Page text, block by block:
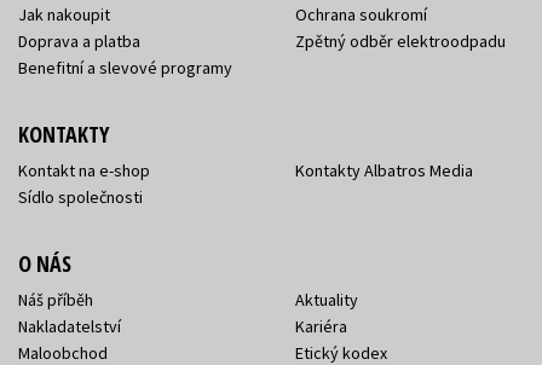
Jak nakoupit
Doprava a platba
Benefitní a slevové programy
Ochrana soukromí
Zpětný odběr elektroodpadu
KONTAKTY
Kontakt na e-shop
Sídlo společnosti
Kontakty Albatros Media
O NÁS
Náš příběh
Nakladatelství
Maloobchod
Aktuality
Kariéra
Etický kodex